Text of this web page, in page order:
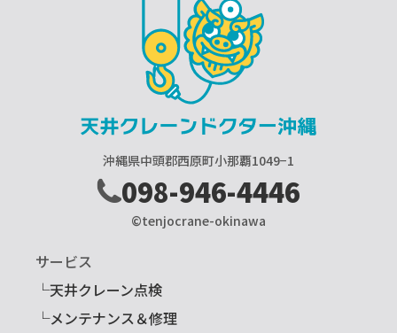
沖縄県中頭郡西原町小那覇1049−1
098-946-4446
©tenjocrane-okinawa
サービス
└天井クレーン点検
└メンテナンス＆修理